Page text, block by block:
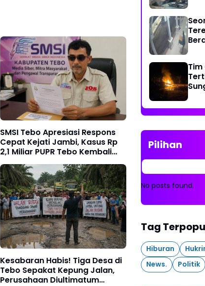
SMSI Tebo Apresiasi Respons
Cepat Kejati Jambi, Kasus Rp
2,1 Miliar PUPR Tebo Kembali
Disorot
Kesabaran Habis! Tiga Desa di
Tebo Sepakat Kepung Jalan,
Perusahaan Diultimatum
Pilihan
No posts found.
Tag
Hiburan
News.
Politik